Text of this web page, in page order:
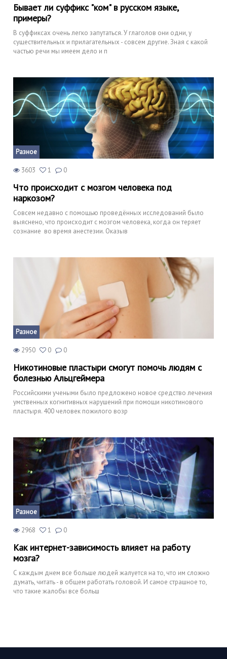
Бывает ли суффикс "ком" в русском языке,
примеры?
В суффиксах очень легко запутаться. У глаголов они одни, у
существительных и прилагательных - совсем другие. Зная с какой
частью речи мы имеем дело и п
Разное
3603 1 0
Что происходит с мозгом человека под
наркозом?
Совсем недавно с помощью проведённых исследований было
выяснено, что происходит с мозгом человека, когда он теряет
сознание во время анестезии. Оказыв
Разное
2950 0 0
Никотиновые пластыри смогут помочь людям с
болезнью Альцгеймера
Российскими учеными было предложено новое средство лечения
умственных когнитивных нарушений при помощи никотинового
пластыря. 400 человек пожилого возр
Разное
2968 1 0
Как интернет-зависимость влияет на работу
мозга?
С каждым днем все больше людей жалуется на то, что им сложно
думать, читать - в общем работать головой. И самое страшное то,
что такие жалобы все больш